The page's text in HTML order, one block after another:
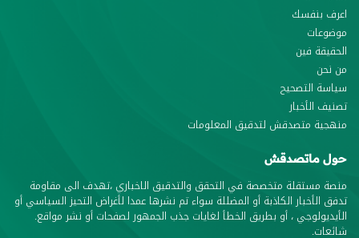
اعرف بنفسك
موضوعات
الحقيقة فين
من نحن
سياسة التصحيح
تصنيف الأخبار
منهجية متصدقش لتدقيق المعلومات
حول ماتصدقش
منصة مستقلة متخصصة في التحقق والتدقيق الاخباري ،تهدف الى مقاومة
تدفق الأخبار الكاذبة أو المضللة سواء تم نشرها عمدا لأغراض التحيز السياسي أو
الأيديولوجي ، أو بطريق الخطأ لغايات جذب الجمهور لصفحات أو نشر مواقع.
شائعات.